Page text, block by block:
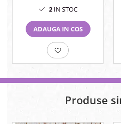
2IN STOC
ADAUGA IN COS
Produse